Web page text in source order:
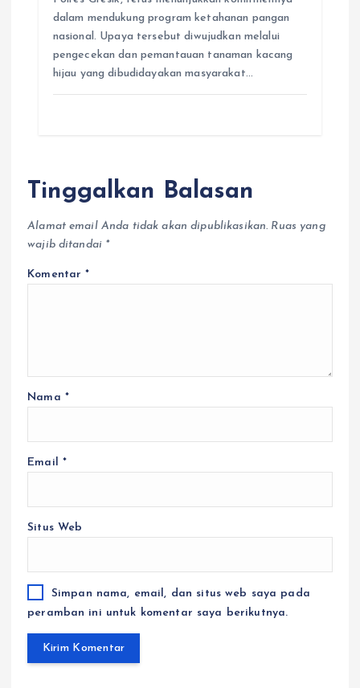
dalam mendukung program ketahanan pangan
nasional. Upaya tersebut diwujudkan melalui
pengecekan dan pemantauan tanaman kacang
hijau yang dibudidayakan masyarakat…
Tinggalkan Balasan
Alamat email Anda tidak akan dipublikasikan. Ruas yang
wajib ditandai *
Komentar*
Nama *
Email *
Situs Web
Simpan nama, email, dan situs web saya pada
peramban ini untuk komentar saya berikutnya.